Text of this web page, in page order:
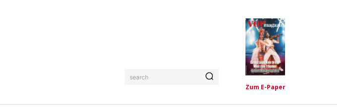
search
Zum E-Paper